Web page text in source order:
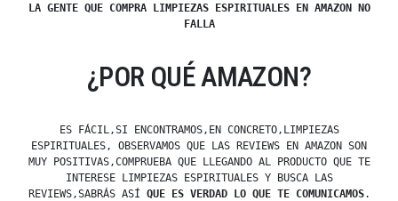
LA GENTE QUE COMPRA LIMPIEZAS ESPIRITUALES EN AMAZON NO
FALLA
¿POR QUÉ AMAZON?
ES FÁCIL,SI ENCONTRAMOS,EN CONCRETO,LIMPIEZAS
ESPIRITUALES, OBSERVAMOS QUE LAS REVIEWS EN AMAZON SON
MUY POSITIVAS,COMPRUEBA QUE LLEGANDO AL PRODUCTO QUE TE
INTERESE LIMPIEZAS ESPIRITUALES Y BUSCA LAS
REVIEWS,SABRÁS ASÍ QUE ES VERDAD LO QUE TE COMUNICAMOS.